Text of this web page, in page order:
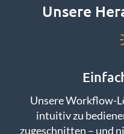
Unsere
Unsere Workflow-
intuitiv zu
zugeschnitten – und